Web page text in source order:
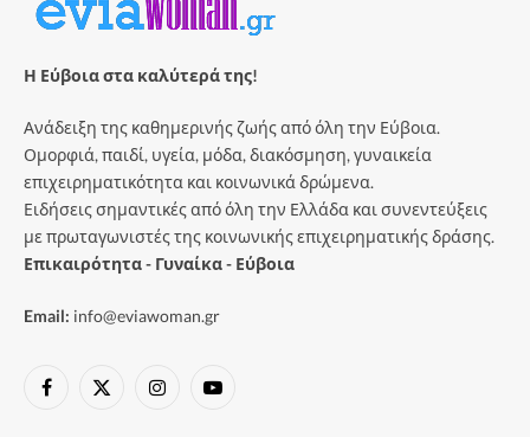
Η Εύβοια στα καλύτερά της!
Ανάδειξη της καθημερινής ζωής από όλη την Εύβοια.
Ομορφιά, παιδί, υγεία, μόδα, διακόσμηση, γυναικεία
επιχειρηματικότητα και κοινωνικά δρώμενα.
Ειδήσεις σημαντικές από όλη την Ελλάδα και συνεντεύξεις
με πρωταγωνιστές της κοινωνικής επιχειρηματικής δράσης.
Επικαιρότητα - Γυναίκα - Εύβοια
Email: info@eviawoman.gr
Facebook
X
InstagramYouTube